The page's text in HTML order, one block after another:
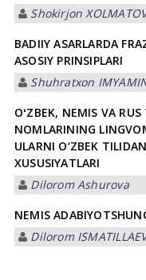
Shokirjon
BADIIY ASARLARDA
ASOSIY PRINSIPLARI
Shuhratxon
OʻZBEK, NEMIS VA
NOMLARINING
ULARNI O‘ZBEK
XUSUSIYATLARI
Dilorom Ashurova
NEMIS
Dilorom